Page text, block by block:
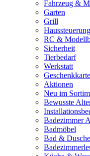
Fahrzeug &
Garten
Grill
RC &
Sicherheit
Tierbedarf
Werkstatt
Aktionen
Neu im
Bewusste
Badezimmer
Badmöbel
Bad & Dusche